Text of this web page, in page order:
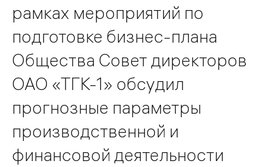
рамках мероприятий по
подготовке бизнес-плана
Общества Совет директоров
ОАО «ТГК-1» обсудил
прогнозные параметры
производственной и
финансовой деятельности